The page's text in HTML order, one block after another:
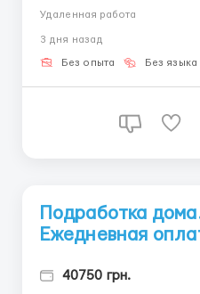
періодичний вихід онлайн (без
Вас способом. Вільний графік роботи. Всі питання
Удаленная работа
3 дня назад
Без опыта Без языка
Подработка
Ежедневная
40750 грн.